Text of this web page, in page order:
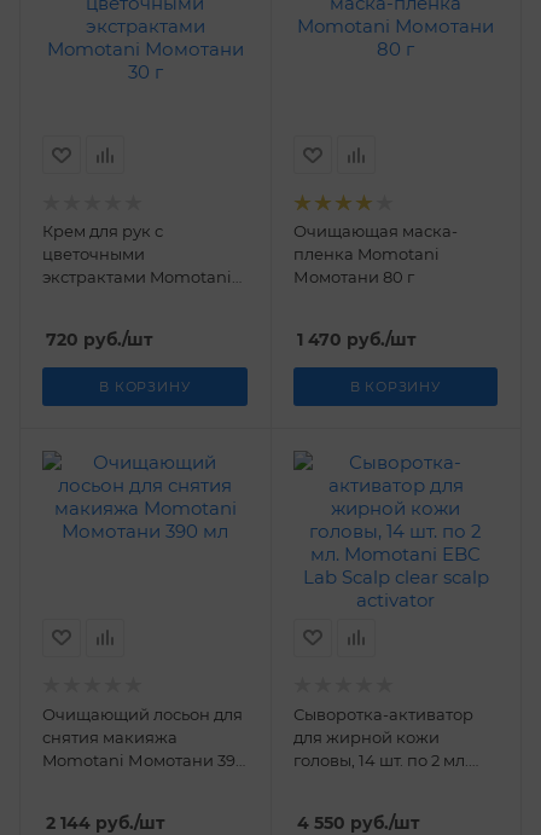
Крем для рук с
цветочными
экстрактами Momotani
720 руб./шт
В КОРЗИНУ
Очищающая маска-
пленка Momotani
Момотани 80 г
1 470 руб./шт
В КОРЗИНУ
Очищающий лосьон для
снятия макияжа
Momotani Момотани 390
2 144 руб./шт
Сыворотка-активатор
для жирной кожи
головы, 14 шт. по 2 мл.
4 550 руб./шт